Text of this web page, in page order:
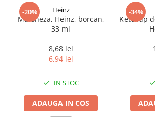
-20% Heinz
Maioneza, Heinz, borcan,
33 ml
8,68 lei
6,94 lei
IN STOC
ADAUGA IN COS
-34%
Ketchup